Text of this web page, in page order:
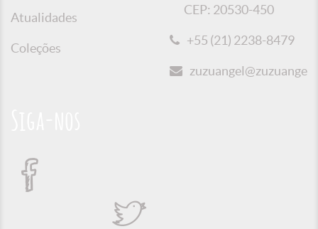
Atualidades
Coleções
CEP: 20530-450
+55 (21) 2238-8479